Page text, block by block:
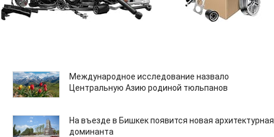
Международное исследование назвало
Центральную Азию родиной тюльпанов
На въезде в Бишкек появится новая архитектурная
доминанта